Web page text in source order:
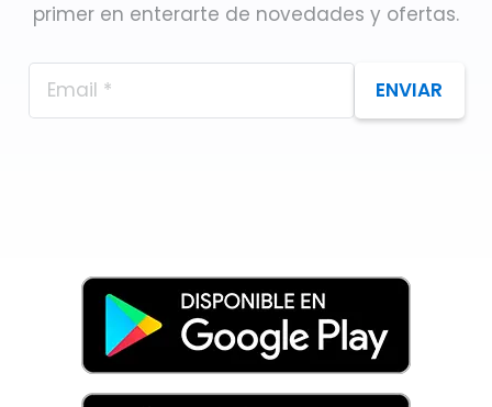
primer en enterarte de novedades y ofertas.
ENVIAR